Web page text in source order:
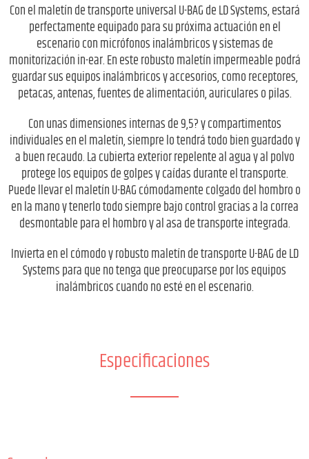
Con el maletín de transporte universal U-BAG de LD Systems, estará
perfectamente equipado para su próxima actuación en el
escenario con micrófonos inalámbricos y sistemas de
monitorización in-ear. En este robusto maletín impermeable podrá
guardar sus equipos inalámbricos y accesorios, como receptores,
petacas, antenas, fuentes de alimentación, auriculares o pilas.
Con unas dimensiones internas de 9,5? y compartimentos
individuales en el maletín, siempre lo tendrá todo bien guardado y
a buen recaudo. La cubierta exterior repelente al agua y al polvo
protege los equipos de golpes y caídas durante el transporte.
Puede llevar el maletín U-BAG cómodamente colgado del hombro o
en la mano y tenerlo todo siempre bajo control gracias a la correa
desmontable para el hombro y al asa de transporte integrada.
Invierta en el cómodo y robusto maletín de transporte U-BAG de LD
Systems para que no tenga que preocuparse por los equipos
inalámbricos cuando no esté en el escenario.
Especificaciones